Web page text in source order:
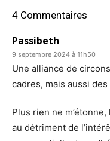
4 Commentaires
Passibeth
9 septembre 2024 à 11h50
Une alliance de
cadres, mais aussi
Plus rien ne
au détriment de